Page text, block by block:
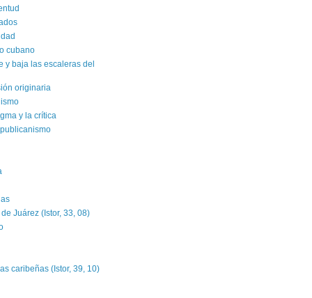
cubano
y baja las escaleras del
originaria
y la crítica
Juárez (Istor, 33, 08)
caribeñas (Istor, 39, 10)